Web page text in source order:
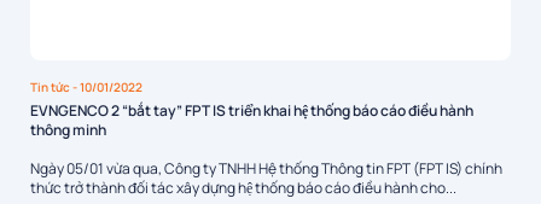
Tin tức- 10/01/2022
EVNGENCO 2 “bắt tay” FPT IS triển khai hệ thống báo cáo điều hành
thông minh
Ngày 05/01 vừa qua, Công ty TNHH Hệ thống Thông tin FPT (FPT IS) chính
thức trở thành đối tác xây dựng hệ thống báo cáo điều hành cho...